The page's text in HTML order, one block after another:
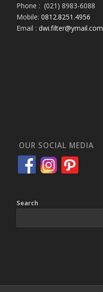
Phone : (021) 8983-6088
Mobile: 0812.8251.4956
Email : dwi.filter@ymail.com
OUR SOCIAL MEDIA
Search